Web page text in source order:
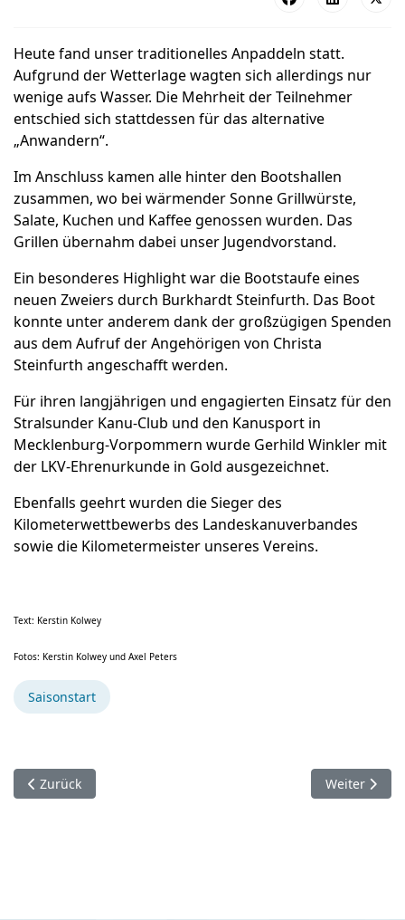
Heute fand unser traditionelles Anpaddeln statt.
Aufgrund der Wetterlage wagten sich allerdings nur
wenige aufs Wasser. Die Mehrheit der Teilnehmer
entschied sich stattdessen für das alternative
„Anwandern“.
Im Anschluss kamen alle hinter den Bootshallen
zusammen, wo bei wärmender Sonne Grillwürste,
Salate, Kuchen und Kaffee genossen wurden. Das
Grillen übernahm dabei unser Jugendvorstand.
Ein besonderes Highlight war die Bootstaufe eines
neuen Zweiers durch Burkhardt Steinfurth. Das Boot
konnte unter anderem dank der großzügigen Spenden
aus dem Aufruf der Angehörigen von Christa
Steinfurth angeschafft werden.
Für ihren langjährigen und engagierten Einsatz für den
Stralsunder Kanu-Club und den Kanusport in
Mecklenburg-Vorpommern wurde Gerhild Winkler mit
der LKV-Ehrenurkunde in Gold ausgezeichnet.
Ebenfalls geehrt wurden die Sieger des
Kilometerwettbewerbs des Landeskanuverbandes
sowie die Kilometermeister unseres Vereins.
Text: Kerstin Kolwey
Fotos: Kerstin Kolwey und Axel Peters
Saisonstart
Vorheriger Beitrag: Drachenbootmeisterschaften der Firmen,
Zurück Nächster
Weiter